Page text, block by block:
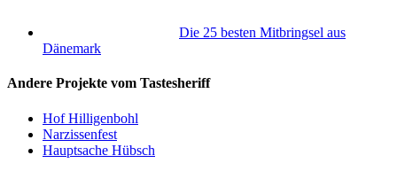
Die 25 besten Mitbringsel aus
Dänemark
Andere Projekte vom Tastesheriff
Hof Hilligenbohl
Narzissenfest
Hauptsache Hübsch